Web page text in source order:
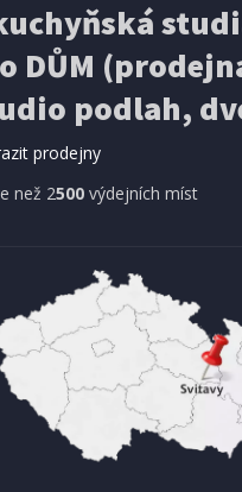
DŮM
podlah,
prodejny
než 2500výdejních míst